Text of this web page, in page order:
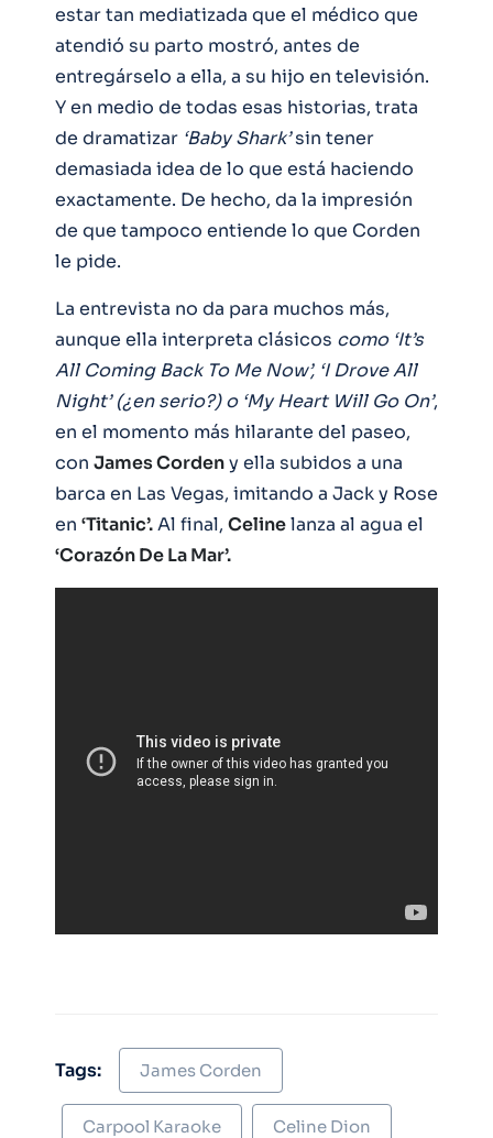
estar tan mediatizada que el médico que
atendió su parto mostró, antes de
entregárselo a ella, a su hijo en televisión.
Y en medio de todas esas historias, trata
de dramatizar ‘Baby Shark’sin tener
demasiada idea de lo que está haciendo
exactamente. De hecho, da la impresión
de que tampoco entiende lo que Corden
le pide.
La entrevista no da para muchos más,
aunque ella interpreta clásicos como ‘It’s
All Coming Back To Me Now’, ‘I Drove All
Night’ (¿en serio?) o ‘My Heart Will Go On’,
en el momento más hilarante del paseo,
con James Cordeny ella subidos a una
barca en Las Vegas, imitando a Jack y Rose
en ‘Titanic’.Al final, Celinelanza al agua el
‘Corazón De La Mar’.
Tags: James Corden
Carpool Karaoke Celine Dion